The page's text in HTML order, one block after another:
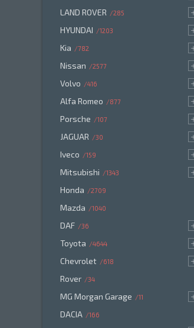
LAND ROVER 285
HYUNDAI 1203
Kia 782
Nissan 2577
Volvo 416
Alfa Romeo 877
Porsche 107
JAGUAR 30
Iveco 159
Mitsubishi 1343
Honda 2709
Mazda 1040
DAF 36
Toyota 4644
Chevrolet 618
Rover 34
MG Morgan Garage 11
DACIA 166